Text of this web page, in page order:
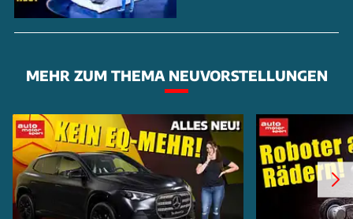
MEHR ZUM THEMA NEUVORSTELLUNGEN